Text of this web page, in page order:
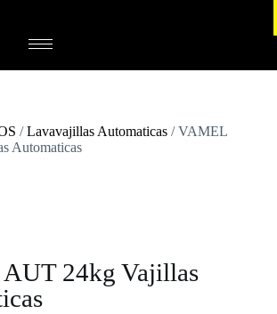
/Lavavajillas Automaticas/ VAMEL
Automaticas
24kg Vajillas